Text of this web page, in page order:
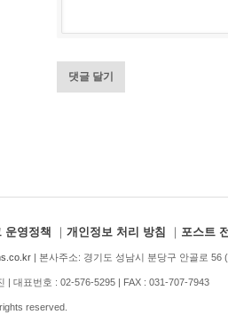
운영정책 ｜ 개인정보 처리 방침 ｜ 포스트
| 본사주소: 경기도 성남시 분당구 안골로 56
| 대표번호 : 02-576-5295 | FAX : 031-707-7943
reserved.